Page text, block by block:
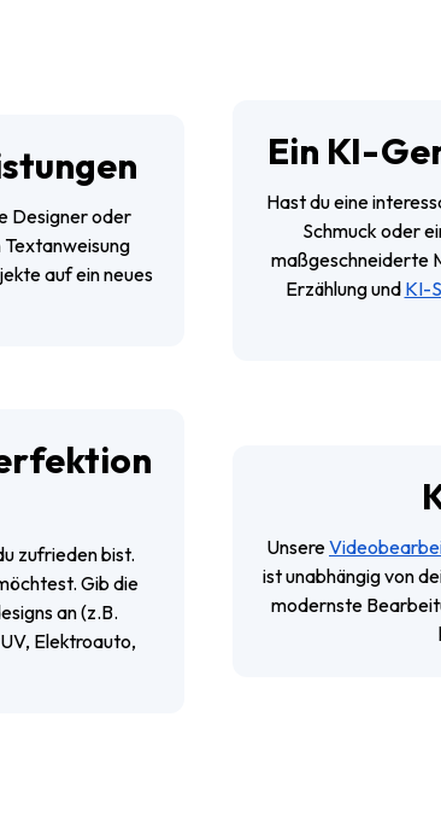
Designer oder
auf ein neues
Ein KI-
Hast du eine
Schmuck oder
maßgeschneiderte
Erzählung und KI-
zufrieden bist.
Gib die
an (z.B.
Elektroauto,
Unsere
ist unabhängig von
modernste